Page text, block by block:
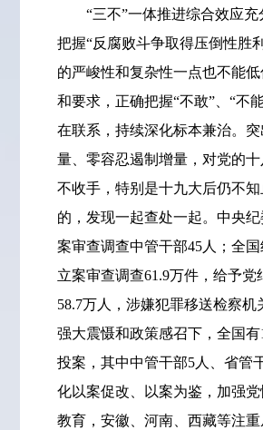
“三不”一体推进综合效应充
把握“反腐败斗争取得压倒性胜
的严峻性和复杂性一点也不能
和要求，正确把握“不敢”、“不
在联系，持续深化标本兼治。
量、零容忍遏制增量，对党的
不收手，特别是十九大后仍不
的，发现一起查处一起。中央
案审查调查中管干部45人；全
立案审查调查61.9万件，给予党
58.7万人，涉嫌犯罪移送检察机
强大震慑和政策感召下，全国有
投案，其中中管干部5人、省管
化以案促改、以案为鉴，加强
教育，安徽、河南、西藏等注